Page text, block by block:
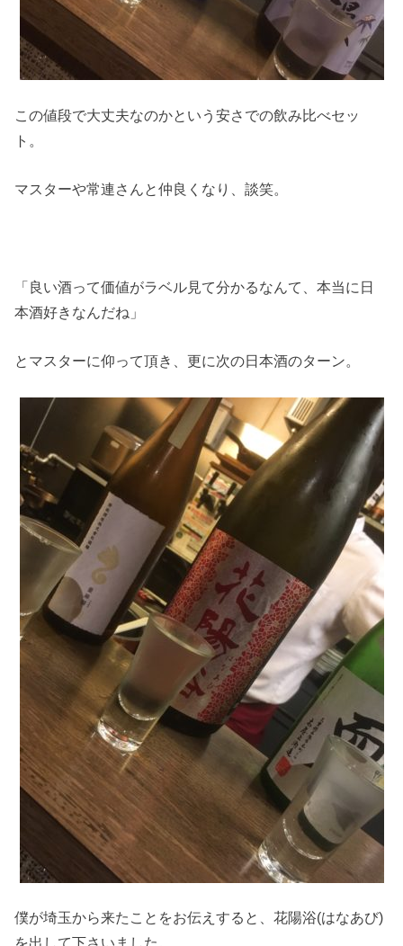
この値段で大丈夫なのかという安さでの飲み比べセッ
ト。
マスターや常連さんと仲良くなり、談笑。
「良い酒って価値がラベル見て分かるなんて、本当に日
本酒好きなんだね」
とマスターに仰って頂き、更に次の日本酒のターン。
僕が埼玉から来たことをお伝えすると、花陽浴(はなあび)
を出して下さいました。